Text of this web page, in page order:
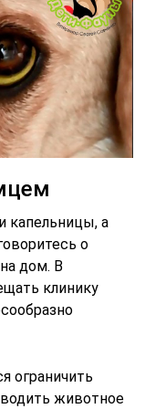
капельницы, а
о
дом. В
клинику
ограничить
животное